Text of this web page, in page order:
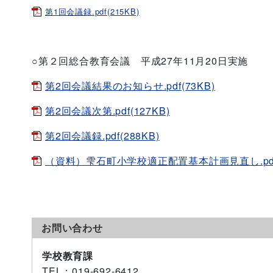
第1回会議録.pdf(215KB)
○第２回総合教育会議 平成27年11月20日実施
第2回会議結果のお知らせ.pdf(73KB)
第2回会議次第.pdf(127KB)
第2回会議録.pdf(288KB)
（資料）雫石町小学校適正配置基本計画見直し
お問い合わせ
学校教育課